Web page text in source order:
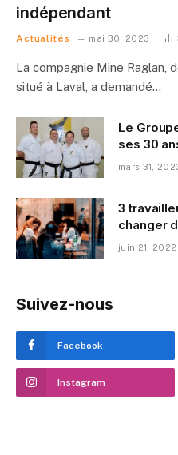
indépendant
Actualités mai 30, 2023
La compagnie Mine
situé à Laval, a demandé…
Le
ses 30
mars 31,
3
changer
juin 21, 2022
Suivez-nous
Facebook
Instagram